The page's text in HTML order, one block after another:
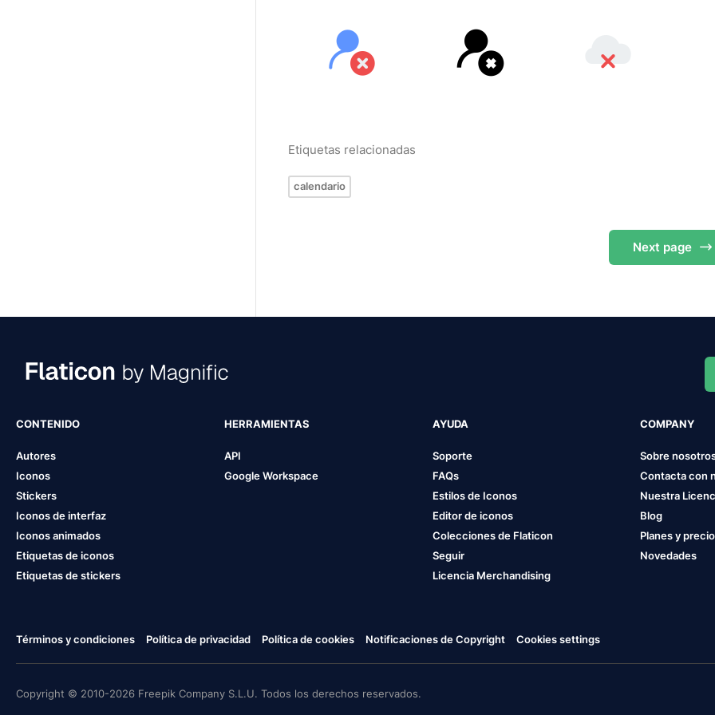
Etiquetas relacionadas
calendario
Next page
CONTENIDO
Autores
Iconos
Stickers
Iconos de interfaz
Iconos animados
Etiquetas de iconos
Etiquetas de stickers
HERRAMIENTAS
API
Google Workspace
AYUDA
Soporte
FAQs
Estilos de Iconos
Editor de iconos
Colecciones de Flaticon
Seguir
Licencia Merchandising
COMPANY
Sobre
Contacta con
Nuestra
Blog
Planes y
Novedades
Términos y condiciones Política de privacidad Política de cookies Notificaciones de Copyright Cookies settings
Copyright © 2010-2026 Freepik Company S.L.U. Todos los derechos reservados.